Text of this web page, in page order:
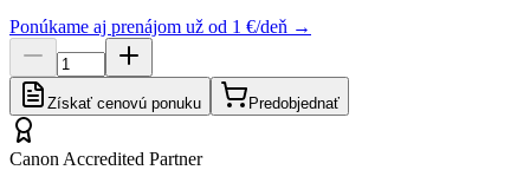
Ponúkame aj prenájom už od 1 €/deň →
Získať cenovú ponuku Predobjednať
Canon Accredited Partner